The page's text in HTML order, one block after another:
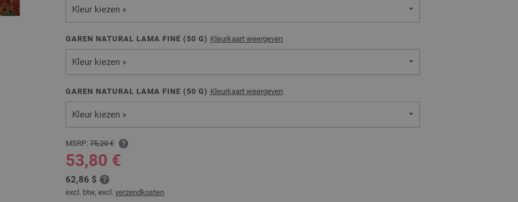
Kleur kiezen »
GAREN NATURAL LAMA FINE ( 50 G) Kleurkaart weergeven
Kleur kiezen »
GAREN NATURAL LAMA FINE ( 50 G) Kleurkaart weergeven
Kleur kiezen »
MSRP: 75,20 €
53,80 €
62,86 $
excl. btw, excl. verzendkosten